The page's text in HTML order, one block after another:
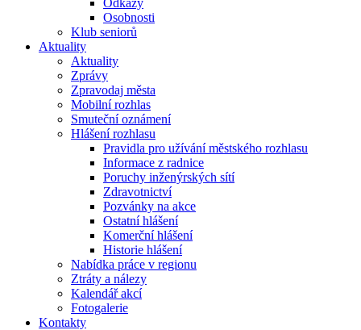
Odkazy
Osobnosti
Klub seniorů
Aktuality
Aktuality
Zprávy
Zpravodaj města
Mobilní rozhlas
Smuteční oznámení
Hlášení rozhlasu
Pravidla pro užívání městského rozhlasu
Informace z radnice
Poruchy inženýrských sítí
Zdravotnictví
Pozvánky na akce
Ostatní hlášení
Komerční hlášení
Historie hlášení
Nabídka práce v regionu
Ztráty a nálezy
Kalendář akcí
Fotogalerie
Kontakty